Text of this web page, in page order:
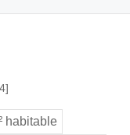
habitable